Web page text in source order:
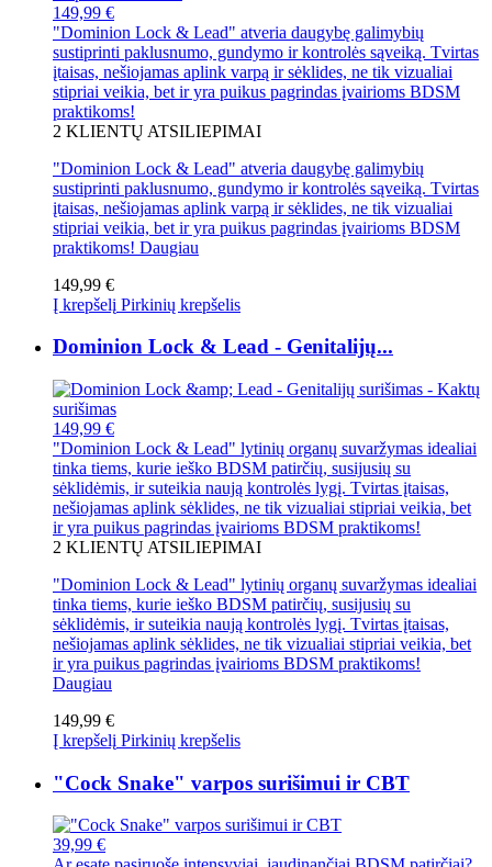
149,99 €
"Dominion Lock & Lead" atveria daugybę galimybių
sustiprinti paklusnumo, gundymo ir kontrolės sąveiką. Tvirtas
įtaisas, nešiojamas aplink varpą ir sėklides, ne tik vizualiai
stipriai veikia, bet ir yra puikus pagrindas įvairioms BDSM
praktikoms!
2 KLIENTŲ ATSILIEPIMAI
"Dominion Lock & Lead" atveria daugybę galimybių
sustiprinti paklusnumo, gundymo ir kontrolės sąveiką. Tvirtas
įtaisas, nešiojamas aplink varpą ir sėklides, ne tik vizualiai
stipriai veikia, bet ir yra puikus pagrindas įvairioms BDSM
praktikoms! Daugiau
149,99 €
Į krepšelį Pirkinių krepšelis
Dominion Lock & Lead - Genitalijų...
149,99 €
"Dominion Lock & Lead" lytinių organų suvaržymas idealiai
tinka tiems, kurie ieško BDSM patirčių, susijusių su
sėklidėmis, ir suteikia naują kontrolės lygį. Tvirtas įtaisas,
nešiojamas aplink sėklides, ne tik vizualiai stipriai veikia, bet
ir yra puikus pagrindas įvairioms BDSM praktikoms!
2 KLIENTŲ ATSILIEPIMAI
"Dominion Lock & Lead" lytinių organų suvaržymas idealiai
tinka tiems, kurie ieško BDSM patirčių, susijusių su
sėklidėmis, ir suteikia naują kontrolės lygį. Tvirtas įtaisas,
nešiojamas aplink sėklides, ne tik vizualiai stipriai veikia, bet
ir yra puikus pagrindas įvairioms BDSM praktikoms!
Daugiau
149,99 €
Į krepšelį Pirkinių krepšelis
"Cock Snake" varpos surišimui ir CBT
39,99 €